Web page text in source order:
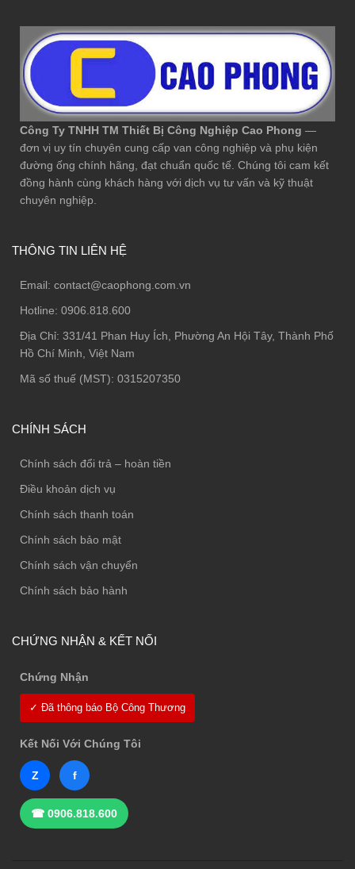
Công Ty TNHH TM Thiết Bị Công Nghiệp Cao Phong —
đơn vị uy tín chuyên cung cấp van công nghiệp và phụ kiện
đường ống chính hãng, đạt chuẩn quốc tế. Chúng tôi cam kết
đồng hành cùng khách hàng với dịch vụ tư vấn và kỹ thuật
chuyên nghiệp.
THÔNG TIN LIÊN HỆ
Email: contact@caophong.com.vn
Hotline: 0906.818.600
Địa Chỉ: 331/41 Phan Huy Ích, Phường An Hội Tây, Thành Phố
Hồ Chí Minh, Việt Nam
Mã số thuế (MST): 0315207350
CHÍNH SÁCH
Chính sách đổi trả – hoàn tiền
Điều khoản dịch vụ
Chính sách thanh toán
Chính sách bảo mật
Chính sách vận chuyển
Chính sách bảo hành
CHỨNG NHẬN & KẾT NỐI
Chứng Nhận
✓ Đã thông báo Bộ Công Thương
Kết Nối Với Chúng Tôi
Z f
☎ 0906.818.600